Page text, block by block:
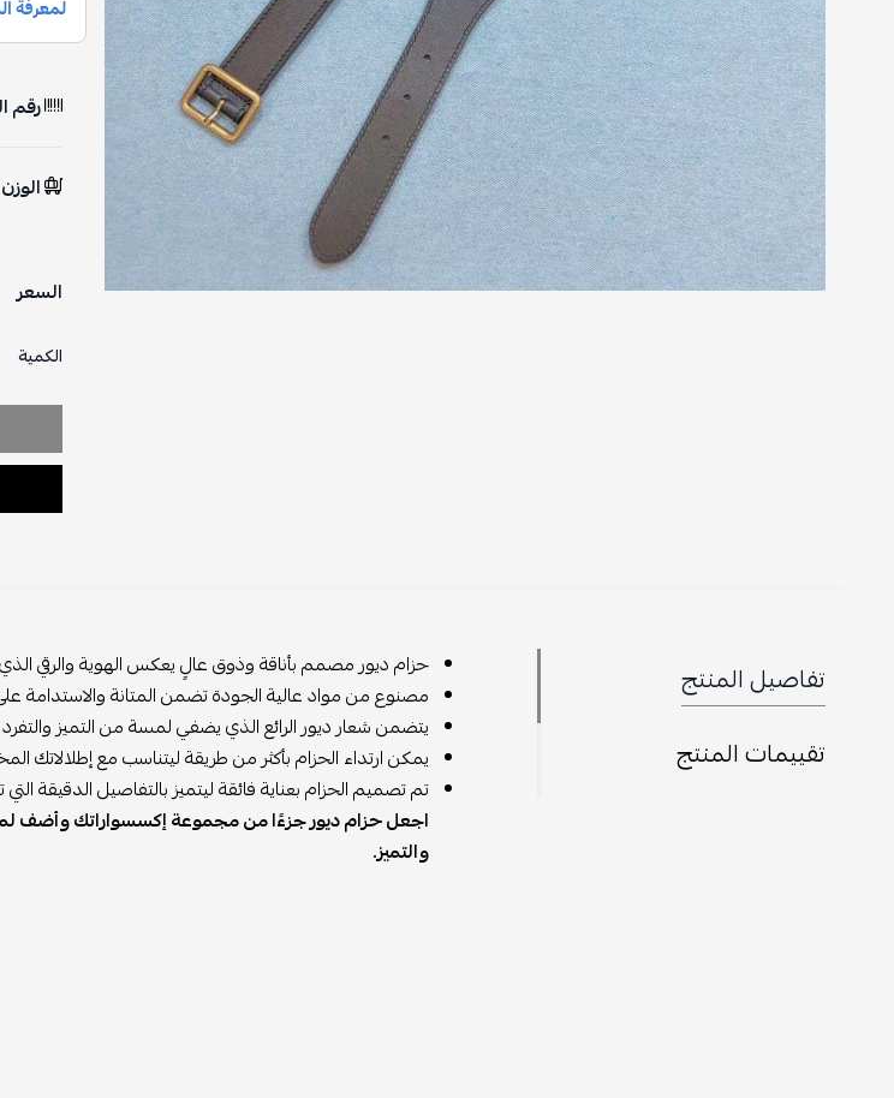
رقم
الوزن
السعر
الكمية
تفاصيل المنتج
تقييمات المنتج
حزام ديور مصمم بأناقة وذوق عالٍ يعكس الهوية والرقي الذي
مصنوع من مواد عالية الجودة تضمن المتانة والاستدامة
يتضمن شعار ديور الرائع الذي يضفي لمسة من التميز
يمكن ارتداء الحزام بأكثر من طريقة ليتناسب مع إطلالاتك
تم تصميم الحزام بعناية فائقة ليتميز بالتفاصيل الدقيقة
اجعل حزام ديور جزءًا من مجموعة إكسسواراتك وأضف
والتميز.